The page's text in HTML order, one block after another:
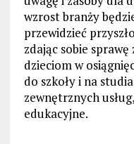
wzrost branży
przewidzieć
zdając sobie
dzieciom w
do szkoły i na
zewnętrznych
edukacyjne.